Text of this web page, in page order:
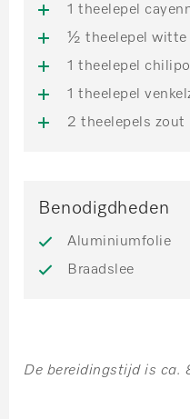
1 theelepel
½ theelepel witte
1 theelepel
1 theelepel
2 theelepels zout
Benodigdheden
Aluminiumfolie
Braadslee
De bereidingstijd is ca.